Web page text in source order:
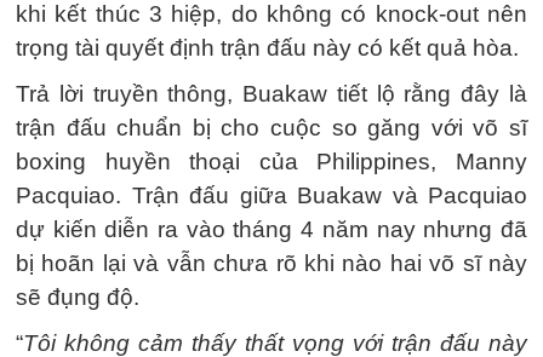
khi kết thúc 3 hiệp, do không có knock-out nên
trọng tài quyết định trận đấu này có kết quả hòa.
Trả lời truyền thông, Buakaw tiết lộ rằng đây là
trận đấu chuẩn bị cho cuộc so găng với võ sĩ
boxing huyền thoại của Philippines, Manny
Pacquiao. Trận đấu giữa Buakaw và Pacquiao
dự kiến diễn ra vào tháng 4 năm nay nhưng đã
bị hoãn lại và vẫn chưa rõ khi nào hai võ sĩ này
sẽ đụng độ.
“Tôi không cảm thấy thất vọng với trận đấu này